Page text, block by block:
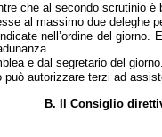
che al secondo scrutinio è
al massimo due deleghe
nell’ordine del
e dal segretario del giorno.
autorizzare terzi ad
B. Il Consiglio